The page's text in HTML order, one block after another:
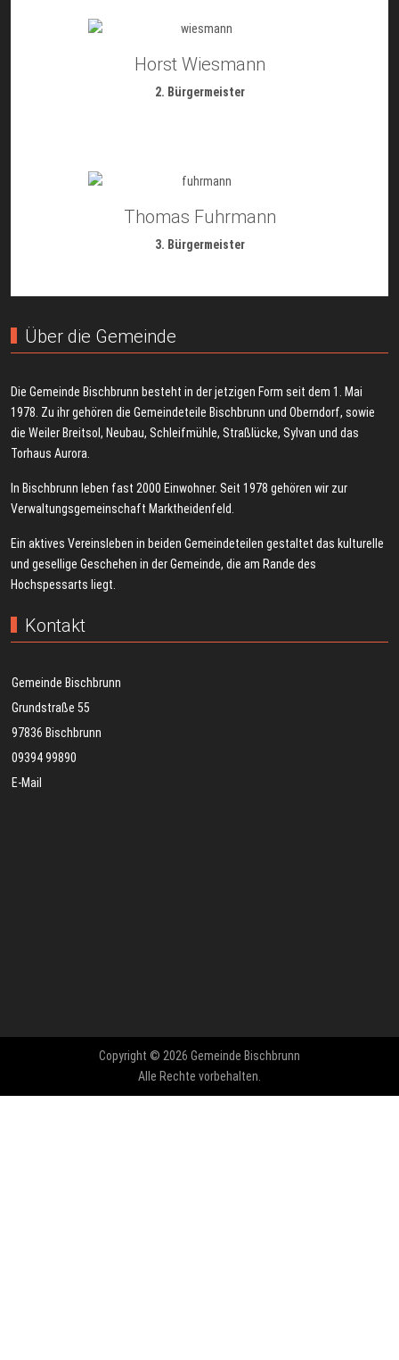
Horst Wiesmann
2. Bürgermeister
Thomas Fuhrmann
3. Bürgermeister
Über die Gemeinde
Die Gemeinde Bischbrunn besteht in der jetzigen Form seit dem 1. Mai
1978. Zu ihr gehören die Gemeindeteile Bischbrunn und Oberndorf, sowie
die Weiler Breitsol, Neubau, Schleifmühle, Straßlücke, Sylvan und das
Torhaus Aurora.
In Bischbrunn leben fast 2000 Einwohner. Seit 1978 gehören wir zur
Verwaltungsgemeinschaft Marktheidenfeld.
Ein aktives Vereinsleben in beiden Gemeindeteilen gestaltet das kulturelle
und gesellige Geschehen in der Gemeinde, die am Rande des
Hochspessarts liegt.
Kontakt
Gemeinde Bischbrunn
Grundstraße 55
97836 Bischbrunn
09394 99890
E-Mail
Copyright © 2026 Gemeinde Bischbrunn
Alle Rechte vorbehalten.